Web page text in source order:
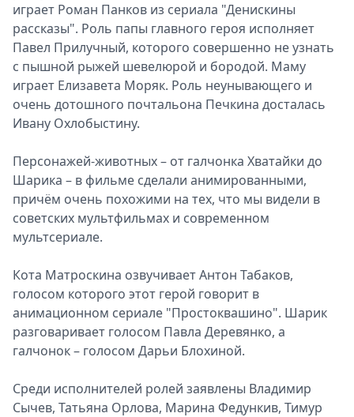
играет Роман Панков из сериала "Денискины
рассказы". Роль папы главного героя исполняет
Павел Прилучный, которого совершенно не узнать
с пышной рыжей шевелюрой и бородой. Маму
играет Елизавета Моряк. Роль неунывающего и
очень дотошного почтальона Печкина досталась
Ивану Охлобыстину.
Персонажей-животных – от галчонка Хватайки до
Шарика – в фильме сделали анимированными,
причём очень похожими на тех, что мы видели в
советских мультфильмах и современном
мультсериале.
Кота Матроскина озвучивает Антон Табаков,
голосом которого этот герой говорит в
анимационном сериале "Простоквашино". Шарик
разговаривает голосом Павла Деревянко, а
галчонок – голосом Дарьи Блохиной.
Среди исполнителей ролей заявлены Владимир
Сычев, Татьяна Орлова, Марина Федункив, Тимур